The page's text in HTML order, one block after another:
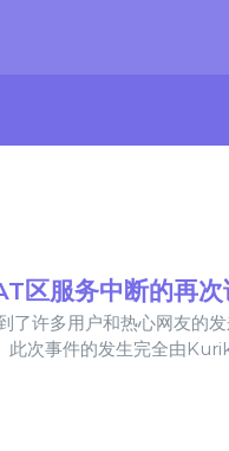
区服务中断的再次
许多用户和热心网友的
此次事件的发生完全由